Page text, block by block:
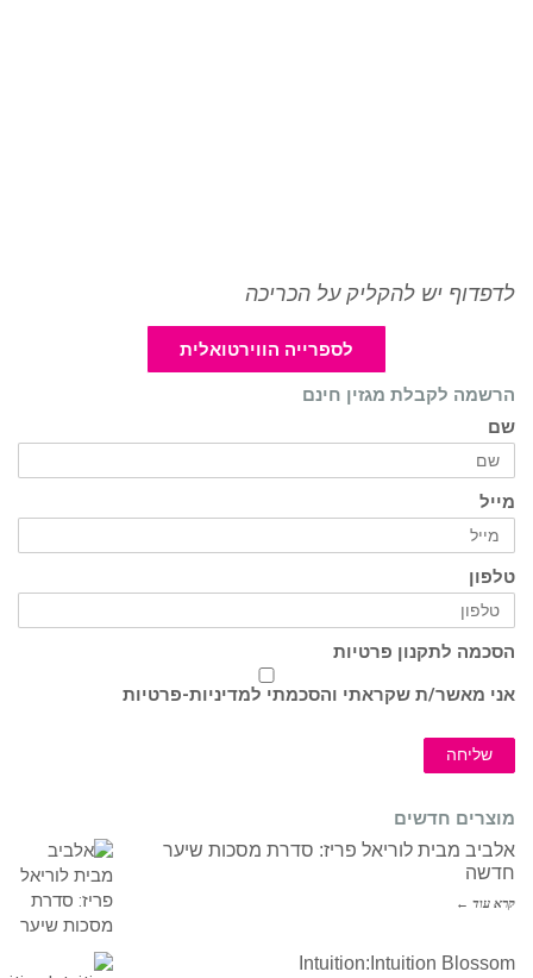
לדפדוף יש להקליק על הכריכה
לספרייה הווירטואלית
הרשמה לקבלת מגזין חינם
שם
מייל
טלפון
הסכמה לתקנון פרטיות
אני מאשר/ת שקראתי והסכמתי למדיניות-פרטיות
שליחה
מוצרים חדשים
אלביב מבית לוריאל פריז: סדרת מסכות שיער
חדשה
קרא עוד ←
Intuition:Intuition Blossom